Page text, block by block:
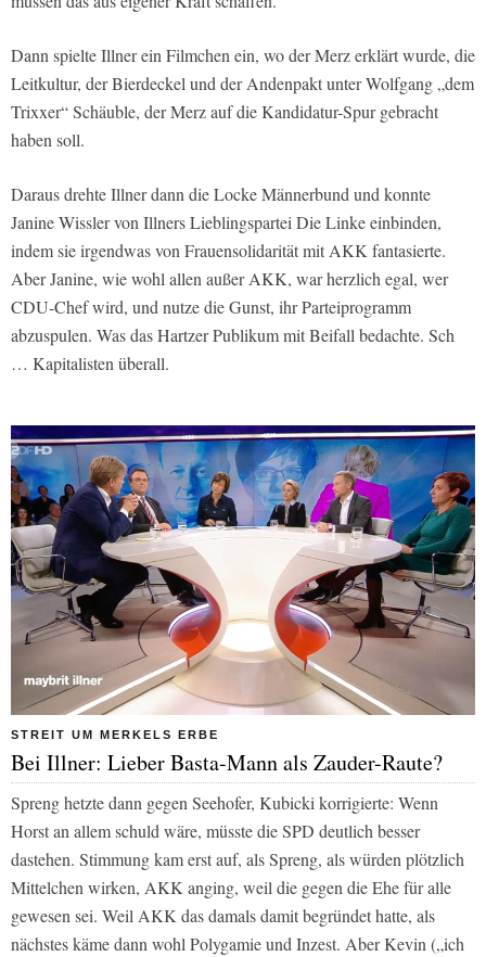
Dann spielte Illner ein Filmchen ein, wo der Merz erklärt wurde, die
Leitkultur, der Bierdeckel und der Andenpakt unter Wolfgang „dem
Trixxer“ Schäuble, der Merz auf die Kandidatur-Spur gebracht
haben soll.
Daraus drehte Illner dann die Locke Männerbund und konnte
Janine Wissler von Illners Lieblingspartei Die Linke einbinden,
indem sie irgendwas von Frauensolidarität mit AKK fantasierte.
Aber Janine, wie wohl allen außer AKK, war herzlich egal, wer
CDU-Chef wird, und nutze die Gunst, ihr Parteiprogramm
abzuspulen. Was das Hartzer Publikum mit Beifall bedachte. Sch
… Kapitalisten überall.
STREIT UM MERKELS ERBE
Bei Illner: Lieber Basta-Mann als Zauder-Raute?
Spreng hetzte dann gegen Seehofer, Kubicki korrigierte: Wenn
Horst an allem schuld wäre, müsste die SPD deutlich besser
dastehen. Stimmung kam erst auf, als Spreng, als würden plötzlich
Mittelchen wirken, AKK anging, weil die gegen die Ehe für alle
gewesen sei. Weil AKK das damals damit begründet hatte, als
nächstes käme dann wohl Polygamie und Inzest. Aber Kevin („ich